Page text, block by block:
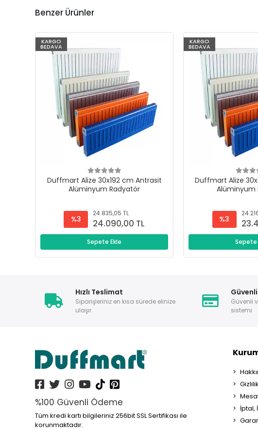
Benzer Ürünler
KARGO
BEDAVA
Duffmart Alize 30x192 cm Antrasit
Alüminyum Radyatör
%3
24.835,05 TL
24.090,00 TL
Sepete Ekle
KARGO
BEDAVA
Duffmart Alize
Alüminyum
%3
Sepete
Hızlı Teslimat
Siparişleriniz en kısa sürede elinize
ulaşır.
Güvenli
sistemi
%100 Güvenli Ödeme
Tüm kredi kartı bilgileriniz 256bit SSL Sertifikası ile
korunmaktadır.
İptal,